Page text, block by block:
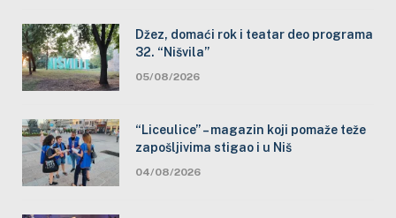
Džez, domaći rok i teatar deo programa
32. “Nišvila”
05/08/2026
“Liceulice” – magazin koji pomaže teže
zapošljivima stigao i u Niš
04/08/2026